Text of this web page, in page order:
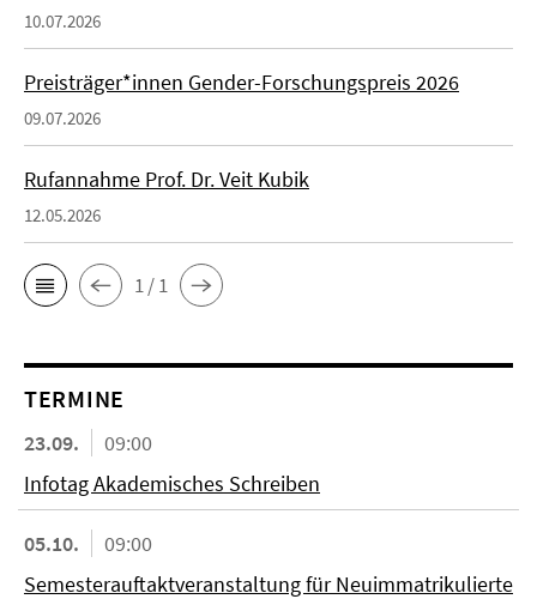
10.07.2026
Preisträger*innen Gender-Forschungspreis 2026
09.07.2026
Rufannahme Prof. Dr. Veit Kubik
12.05.2026
1 / 1
TERMINE
23.09.
09:00
Infotag Akademisches Schreiben
05.10.
09:00
Semesterauftaktveranstaltung für Neuimmatrikulierte